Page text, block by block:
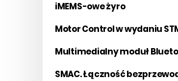
iMEMS-owe żyro
Motor Control w wydaniu
Multimedialny moduł
SMAC. Łączność